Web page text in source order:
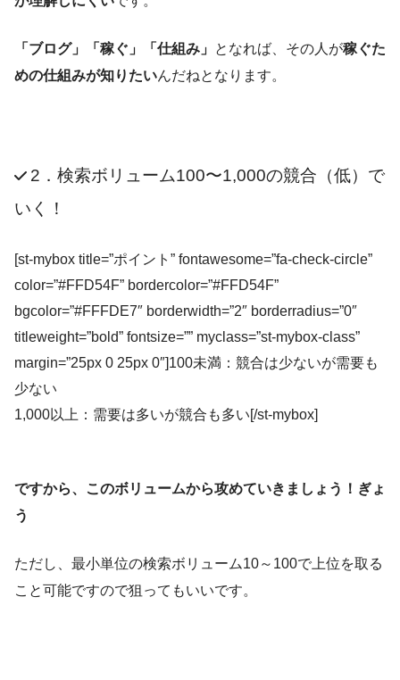
「ブログ」「稼ぐ」「仕組み」 となれば、その人が稼ぐた
めの仕組みが知りたいんだねとなります。
2．検索ボリューム100〜1,000の競合（低）で
いく！
[st-mybox title=”ポイント” fontawesome=”fa-check-circle”
color=”#FFD54F” bordercolor=”#FFD54F”
bgcolor=”#FFFDE7″ borderwidth=”2″ borderradius=”0″
titleweight=”bold” fontsize=”” myclass=”st-mybox-class”
margin=”25px 0 25px 0″]100未満：競合は少ないが需要も
少ない
1,000以上：需要は多いが競合も多い[/st-mybox]
ですから、このボリュームから攻めていきましょう！ぎょ
う
ただし、最小単位の検索ボリューム10～100で上位を取る
こと可能ですので狙ってもいいです。